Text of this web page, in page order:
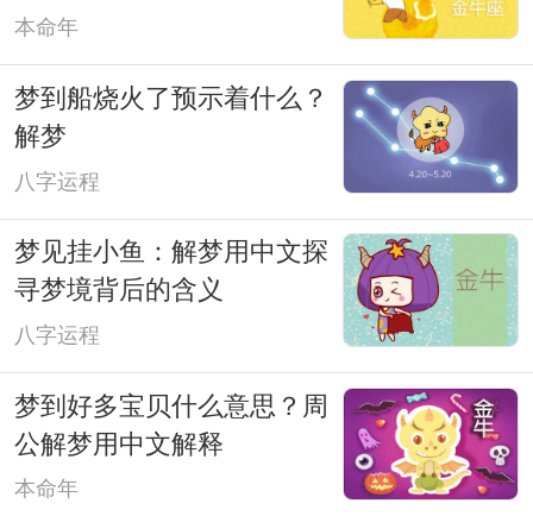
本命年
梦到船烧火了预示着什么？
解梦
八字运程
梦见挂小鱼：解梦用中文探
寻梦境背后的含义
八字运程
梦到好多宝贝什么意思？周
公解梦用中文解释
本命年